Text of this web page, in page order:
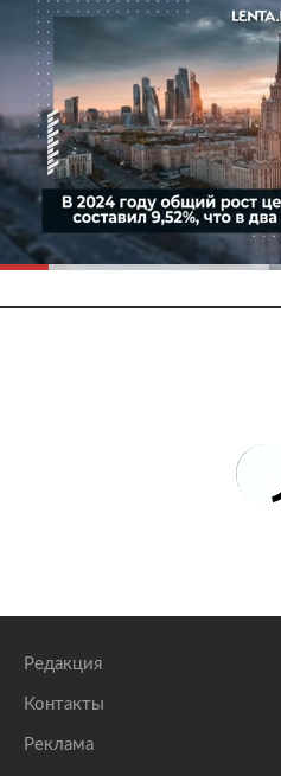
Редакция
Контакты
Реклама